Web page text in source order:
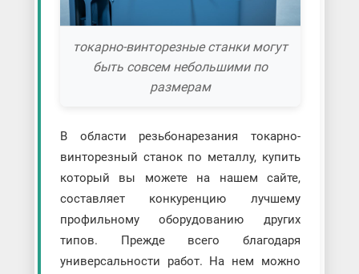
токарно-винторезные станки могут
быть совсем небольшими по
размерам
В области резьбонарезания токарно-
винторезный станок по металлу, купить
который вы можете на нашем сайте,
составляет конкуренцию лучшему
профильному оборудованию других
типов. Прежде всего благодаря
универсальности работ. На нем можно